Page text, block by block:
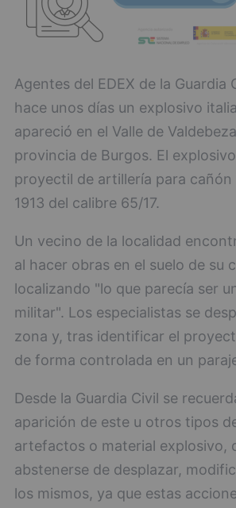
Agentes del EDEX de la Guardia
hace unos días un explosivo
apareció en el Valle de
provincia de Burgos. El
proyectil de artillería para cañón
1913 del calibre 65/17.
Un vecino de la localidad
al hacer obras en el suelo de su
localizando "lo que parecía ser
militar". Los especialistas se
zona y, tras identificar el
de forma controlada en un
Desde la Guardia Civil se
aparición de este u otros tipos
artefactos o material explosivo,
abstenerse de desplazar,
los mismos, ya que estas